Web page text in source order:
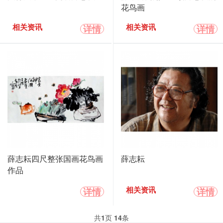
相关资讯 详情
花鸟画
相关资讯 详情
薛志耘四尺整张国画花鸟画
作品
详情
薛志耘
相关资讯 详情
共1页 14条